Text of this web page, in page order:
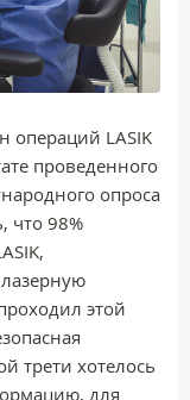
операций LASIK
проведенного
опроса
что 98%
этой
трети хотелось
для